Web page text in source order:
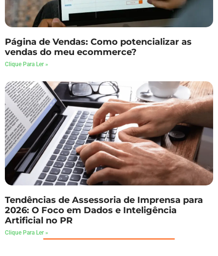
Página de Vendas: Como potencializar as
vendas do meu ecommerce?
Clique Para Ler »
Tendências de Assessoria de Imprensa para
2026: O Foco em Dados e Inteligência
Artificial no PR
Clique Para Ler »